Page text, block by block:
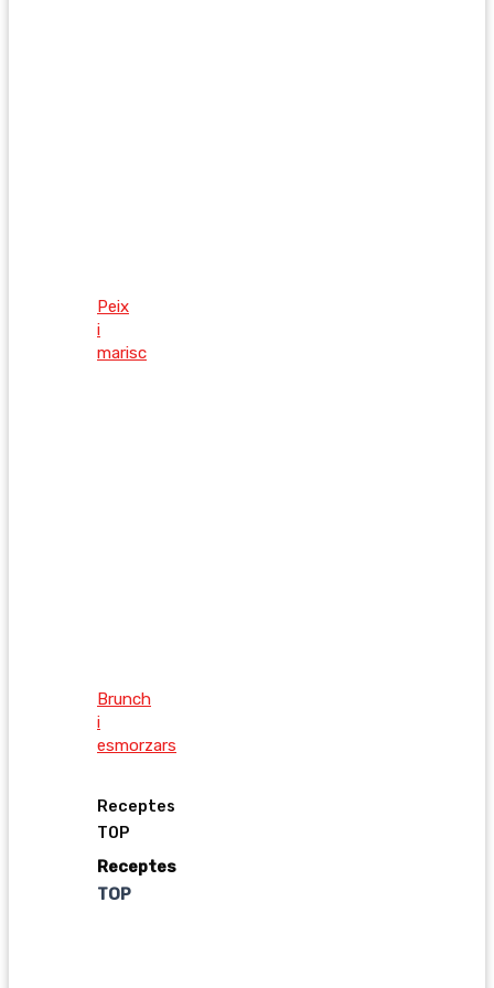
Peix
i
marisc
Brunch
i
esmorzars
Receptes
TOP
Receptes
TOP